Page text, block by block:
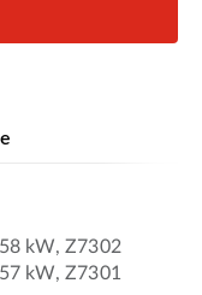
kW, Z7302
kW, Z7301